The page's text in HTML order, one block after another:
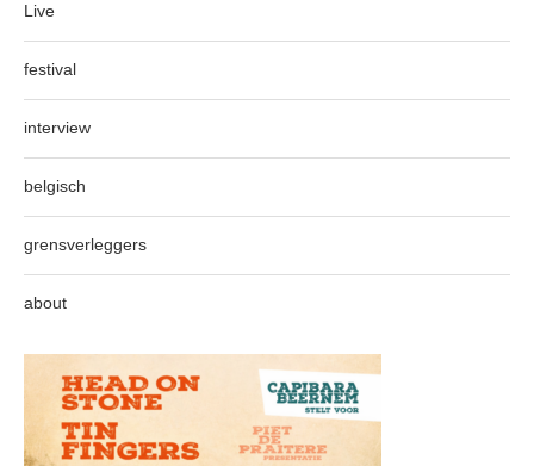
Live
festival
interview
belgisch
grensverleggers
about